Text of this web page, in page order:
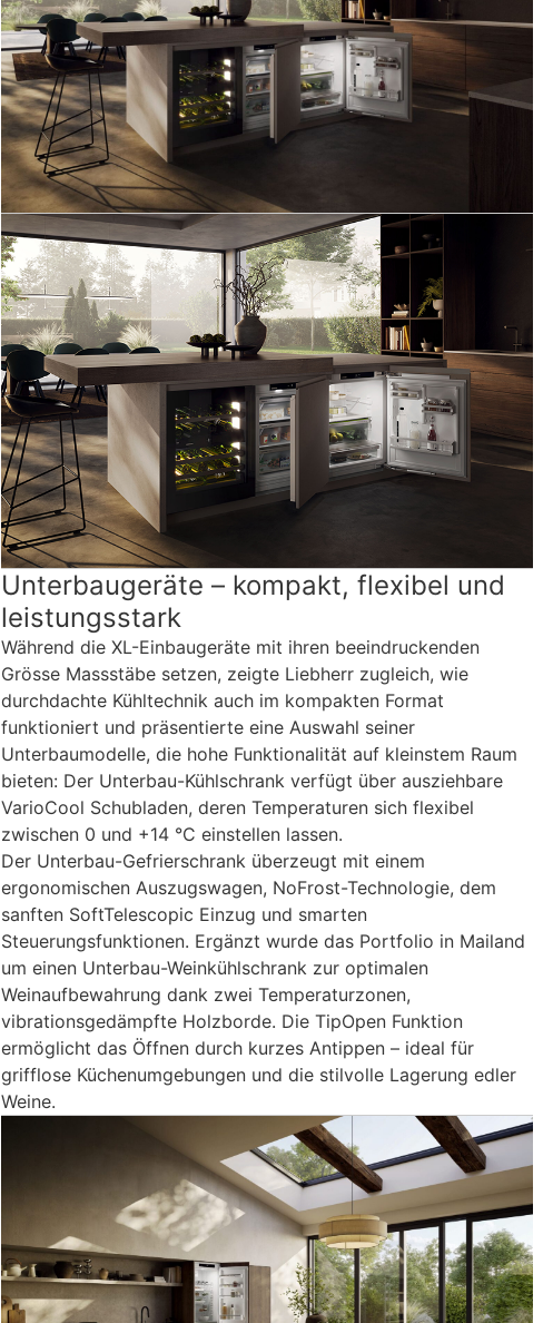
Unterbaugeräte – kompakt, flexibel und
leistungsstark
Während die XL-Einbaugeräte mit ihren beeindruckenden
Grösse Massstäbe setzen, zeigte Liebherr zugleich, wie
durchdachte Kühltechnik auch im kompakten Format
funktioniert und präsentierte eine Auswahl seiner
Unterbaumodelle, die hohe Funktionalität auf kleinstem Raum
bieten: Der Unterbau-Kühlschrank verfügt über ausziehbare
VarioCool Schubladen, deren Temperaturen sich flexibel
zwischen 0 und +14 °C einstellen lassen.
Der Unterbau-Gefrierschrank überzeugt mit einem
ergonomischen Auszugswagen, NoFrost-Technologie, dem
sanften SoftTelescopic Einzug und smarten
Steuerungsfunktionen. Ergänzt wurde das Portfolio in Mailand
um einen Unterbau-Weinkühlschrank zur optimalen
Weinaufbewahrung dank zwei Temperaturzonen,
vibrationsgedämpfte Holzborde. Die TipOpen Funktion
ermöglicht das Öffnen durch kurzes Antippen – ideal für
grifflose Küchenumgebungen und die stilvolle Lagerung edler
Weine.